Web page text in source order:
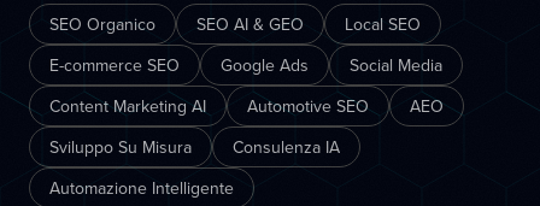
SEO Organico SEO AI & GEO
Local SEO
E-commerce SEO
Google Ads
Social Media
Content Marketing AI
Automotive SEO
AEO
Sviluppo Su Misura
Consulenza IA
Automazione Intelligente